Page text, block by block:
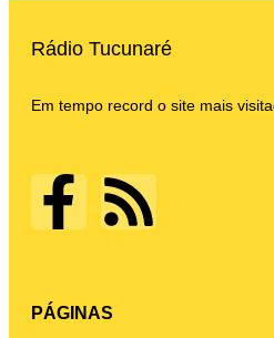
Rádio Tucunaré
Em tempo record o site mais
PÁGINAS